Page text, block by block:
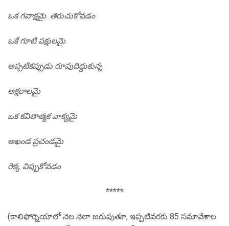
ఒక గవాక్షమై తెరుచుకోవడం
ఒకే గూటి పక్షులమై
అప్పటికప్పుడు రూపుదిద్దుకున్న
అక్షరాలమై
ఒక కవితాత్మక వాక్యమై
అఖండ ప్రచండమై
రెక్క విప్పుకోవడం
*****
(కాలిఫోర్నియాలో నెల నెలా జరుపుతూ, ఇప్పటివరకు 85 సమావేశాల